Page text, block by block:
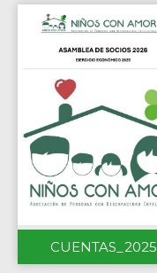
CUENTAS_2025